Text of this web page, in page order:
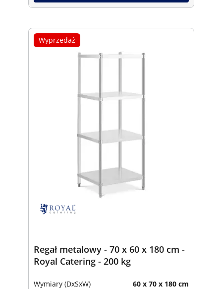
Wyprzedaż
Regał metalowy - 70 x 60 x 180 cm -
Royal Catering - 200 kg
Wymiary (DxSxW) 60 x 70 x 180 cm